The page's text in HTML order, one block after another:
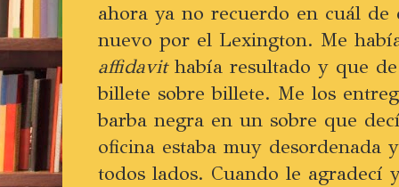
ahora ya no recuerdo en cuál de
nuevo por el Lexington. Me
affidavithabía resultado y que
billete sobre billete. Me los
barba negra en un sobre que
oficina estaba muy desordenada
todos lados. Cuando le agradecí